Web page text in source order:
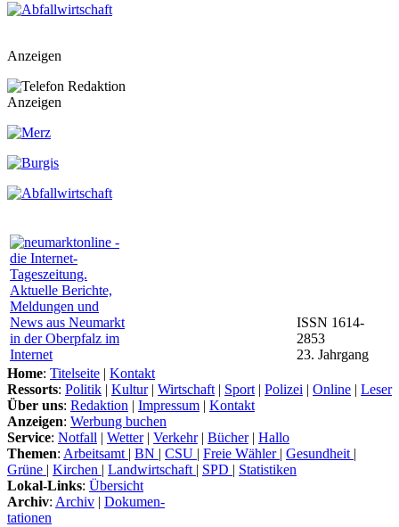
Anzeigen
Anzeigen
ISSN 1614-
2853
23. Jahrgang
Home: Titelseite | Kontakt
Ressorts: Politik | Kultur| Wirtschaft | Sport | Polizei | Online | Leser
Über uns: Redaktion | Impressum | Kontakt
Anzeigen: Werbung buchen
Service: Notfall | Wetter| Verkehr| Bücher| Hallo
Themen: Arbeitsamt | BN | CSU | Freie Wähler | Gesundheit |
Grüne | Kirchen | Landwirtschaft | SPD | Statistiken
Lokal-Links: Übersicht
Archiv: Archiv | Dokumen-
tationen